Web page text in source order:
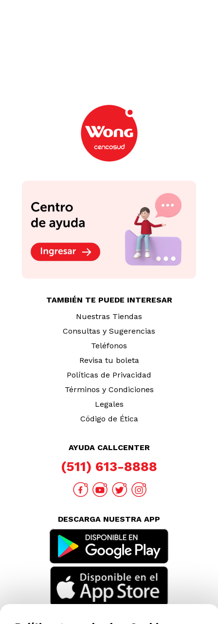
TAMBIÉN TE PUEDE INTERESAR
Nuestras Tiendas
Consultas y Sugerencias
Teléfonos
Revisa tu boleta
Políticas de Privacidad
Términos y Condiciones
Legales
Código de Ética
AYUDA CALLCENTER
(511) 613-8888
DESCARGA NUESTRA APP